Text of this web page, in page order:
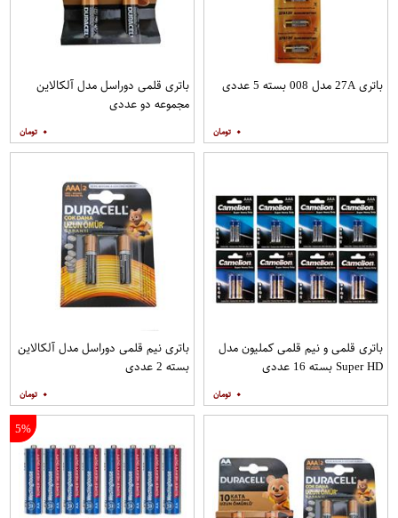
باتری 27A مدل 008 بسته 5 عددی
۰
باتری قلمی دوراسل مدل آلکالاین
مجموعه دو عددی
۰
باتری قلمی و نیم قلمی کملیون مدل
Super HD بسته 16 عددی
۰
باتری نیم قلمی دوراسل مدل آلکالاین
بسته 2 عددی
۰
5%